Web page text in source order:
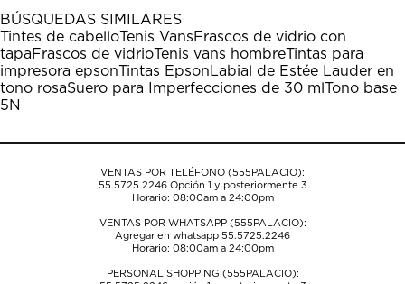
1
estrella
Esta
acción
abrirá
el
formulario
envío.
estrellas.
Esta
acción
abrirá
el
envío.
estrellas.
Esta
acción
abrirá
el
envío.
estrellas.
Esta
acción
abrirá
el
envío.
estrellas.
Esta
acción
abrirá
el
envío.
BÚSQUEDAS SIMILARES
Tintes de cabelloTenis VansFrascos de vidrio con
tapaFrascos de vidrioTenis vans hombreTintas para
impresora epsonTintas Epson Labial de Estée Lauder en
tono rosaSuero para Imperfecciones de 30 ml Tono base
5N
VENTAS POR TELÉFONO (555PALACIO):
55.5725.2246Opción 1 y posteriormente 3
Horario: 08:00am a 24:00pm
VENTAS POR WHATSAPP (555PALACIO):
Agregar en whatsapp 55.5725.2246
Horario: 08:00am a 24:00pm
PERSONAL SHOPPING (555PALACIO):